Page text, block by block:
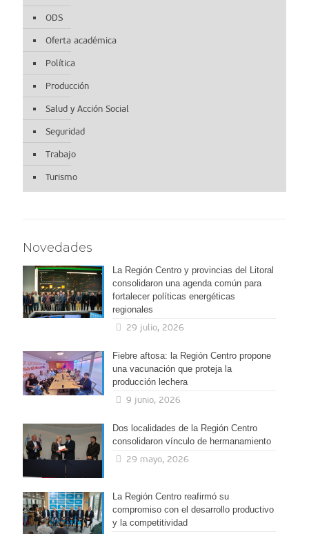
ODS
Oferta académica
Política
Producción
Salud y Acción Social
Seguridad
Trabajo
Turismo
Novedades
La Región Centro y provincias del Litoral
consolidaron una agenda común para
fortalecer políticas energéticas
regionales
29 julio, 2026
Fiebre aftosa: la Región Centro propone
una vacunación que proteja la
producción lechera
9 junio, 2026
Dos localidades de la Región Centro
consolidaron vínculo de hermanamiento
29 mayo, 2026
La Región Centro reafirmó su
compromiso con el desarrollo productivo
y la competitividad